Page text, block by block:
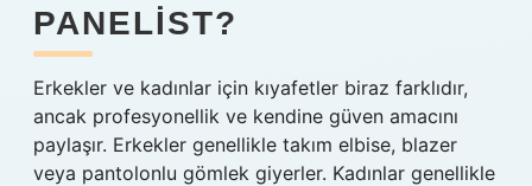
PANELIST?
Erkekler ve kadınlar için kıyafetler biraz farklıdır,
ancak profesyonellik ve kendine güven amacını
paylaşır. Erkekler genellikle takım elbise, blazer
veya pantolonlu gömlek giyerler. Kadınlar genellikle